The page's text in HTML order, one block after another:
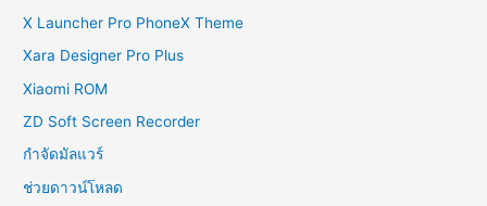
X Launcher Pro PhoneX Theme
Xara Designer Pro Plus
Xiaomi ROM
ZD Soft Screen Recorder
กำจัดมัลแวร์
ช่วยดาวน์โหลด